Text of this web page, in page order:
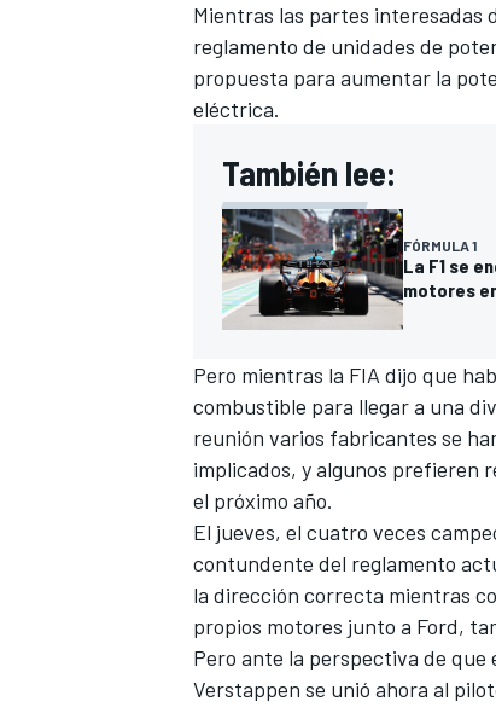
FÓRMULA E
WRC
Mientras las partes interesadas
reglamento de unidades de
propuesta para aumentar la
eléctrica.
También lee:
FÓRMULA 1
La F1 se
motores
Pero mientras la FIA dijo que
combustible para llegar a una
reunión varios fabricantes se
implicados, y algunos prefieren
el próximo año.
El jueves, el cuatro veces
contundente del reglamento
la dirección correcta mientras
propios motores junto a Ford,
Pero ante la perspectiva de
Verstappen se unió ahora al